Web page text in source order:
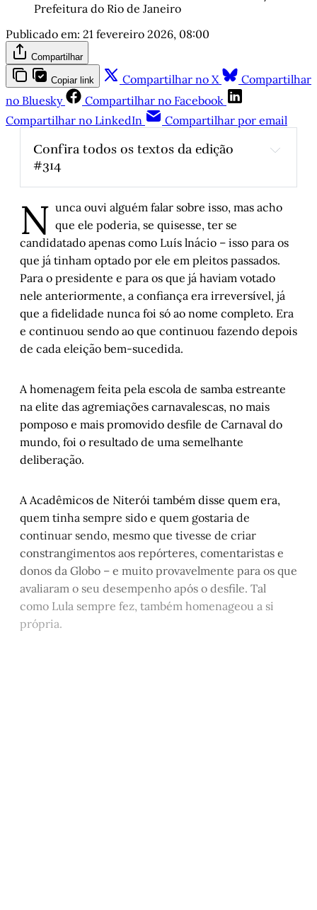
Prefeitura do Rio de Janeiro
Publicado em: 21 fevereiro 2026, 08:00
Compartilhar
Copiar link Compartilhar no X
Compartilhar
no Bluesky
Compartilhar no Facebook
Compartilhar no LinkedIn
Compartilhar por email
Confira todos os textos da edição
#314
A alegre democracia de distinções
interseccionais: viva o carnaval!
, por Jairo
Ferreira
Quando o carnaval passar, por Juremir
Machado da Silva
Ele não poderia ter deixado de ir, por Paulo
Coimbra Guedes
O “le-lo-lai” do Bad Bunny é o nosso
sapucay, por Clarissa Ferreira
O manifesto de um espetáculo
Natalia Ginzburg: uma leitura sobre a
experiência, por Caroline Lima
Apolinário e Esmê, um romance coletivo,
por Jorge Benitz
Histórias de Autógrafos: Michel
Camborianga
, por Álvaro Magalhães
A medida das coisas humanas: Capítulo IV
por Helena Terra
N unca ouvi alguém falar sobre isso, mas acho
que ele poderia, se quisesse, ter se
candidatado apenas como Luís lnácio – isso para os
que já tinham optado por ele em pleitos passados.
Para o presidente e para os que já haviam votado
nele anteriormente, a confiança era irreversível, já
que a fidelidade nunca foi só ao nome completo. Era
e continuou sendo ao que continuou fazendo depois
de cada eleição bem-sucedida.
A homenagem feita pela escola de samba estreante
na elite das agremiações carnavalescas, no mais
pomposo e mais promovido desfile de Carnaval do
mundo, foi o resultado de uma semelhante
deliberação.
A Acadêmicos de Niterói também disse quem era,
quem tinha sempre sido e quem gostaria de
continuar sendo, mesmo que tivesse de criar
constrangimentos aos repórteres, comentaristas e
donos da Globo – e muito provavelmente para os que
avaliaram o seu desempenho após o desfile. Tal
como Lula sempre fez, também homenageou a si
própria.